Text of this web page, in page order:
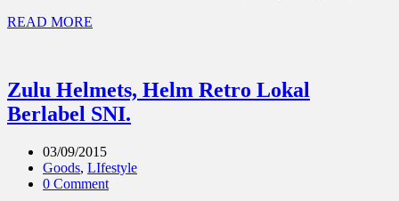
READ MORE
Zulu Helmets, Helm Retro Lokal
Berlabel SNI.
03/09/2015
Goods, LIfestyle
0 Comment